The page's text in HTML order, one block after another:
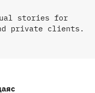
stories for
private clients.